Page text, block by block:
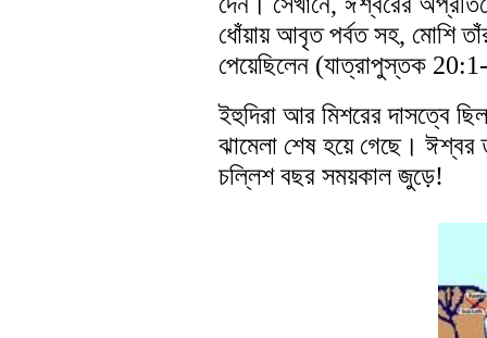
ধোঁয়ায় আবৃত পর্বত সহ, মোশি
পেয়েছিলেন (যাত্রাপুস্তক
ইহুদিরা আর মিশরের দাসত্বে
ঝামেলা শেষ হয়ে গেছে। ঈশ্বর
চল্লিশ বছর সময়কাল জুড়ে!